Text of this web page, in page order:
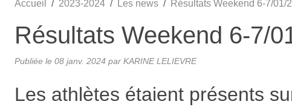
Accueil 2023-2024 Les news Résultats Weekend 6-7/01/
Résultats Weekend 6-7/
Publiée le 08 janv. 2024 par KARINE LELIEVRE
Les athlètes étaient présents